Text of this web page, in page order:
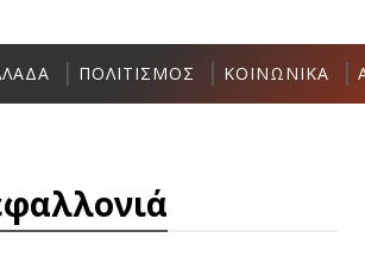
ΠΟΛΙΤΙΣΜΟΣ ΚΟΙΝΩΝΙΚΑ